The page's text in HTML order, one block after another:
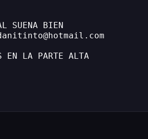
SUENA BIEN
danitinto@hotmail.com
EN LA PARTE ALTA